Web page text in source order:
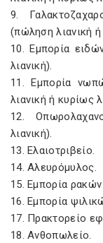
9.
(πώληση λιανική ή
10. Εμπορία
λιανική).
11. Εμπορία
λιανική ή κυρίως
12.
λιανική).
13. Ελαιοτριβείο.
14. Αλευρόμυλος.
15. Εμπορία
16. Εμπορία
17. Πρακτορείο
18. Ανθοπωλείο.